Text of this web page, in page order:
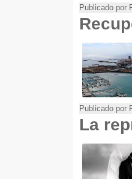
Publicado por
Publicado por
La